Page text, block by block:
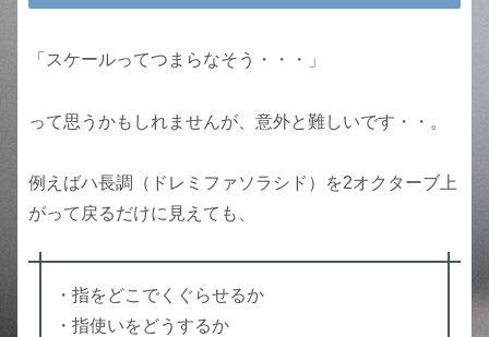
「スケールってつまらなそう・・・」
って思うかもしれませんが、意外と難しいです・・。
例えばハ長調（ドレミファソラシド）を2オクターブ上
がって戻るだけに見えても、
・指をどこでくぐらせるか
・指使いをどうするか